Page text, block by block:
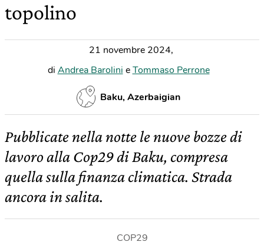
topolino
21 novembre 2024,
di Andrea Barolini eTommaso Perrone
Baku, Azerbaigian
Pubblicate nella notte le nuove bozze di
lavoro alla Cop29 di Baku, compresa
quella sulla finanza climatica. Strada
ancora in salita.
COP29